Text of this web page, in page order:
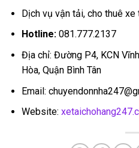
Dịch vụ vận tải, cho thuê
Hotline:081.777.2137
Địa chỉ: Đường P4, KCN
Hòa, Quận Bình Tân
Email:
Website: